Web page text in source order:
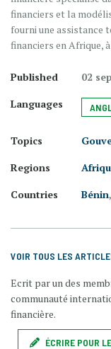
financiers et la
fourni une assistance
financiers en Afrique,
Published
02
Languages
Topics
Regions
Countries
Bénin,
VOIR TOUS LES
Ecrit par un des
communauté
financière.
ÉCRIRE POUR